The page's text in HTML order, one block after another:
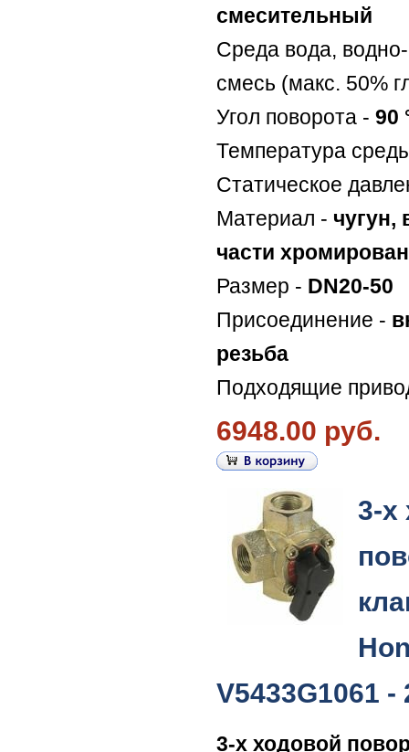
смесительный
Среда вода,
смесь (макс. 50%
Угол поворота - 90
Температура
Статическое
Материал - чугун,
части
Размер - DN20-50
Присоединение -
резьба
Подходящие
6948.00 руб.
3-х
V5433G1061 -
3-х ходовой